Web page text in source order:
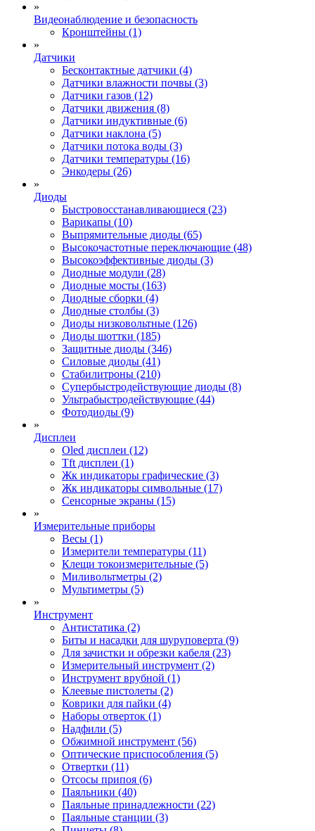
»
Видеонаблюдение и безопасность
Кронштейны (1)
»
Датчики
Бесконтактные датчики (4)
Датчики влажности почвы (3)
Датчики газов (12)
Датчики движения (8)
Датчики индуктивные (6)
Датчики наклона (5)
Датчики потока воды (3)
Датчики температуры (16)
Энкодеры (26)
»
Диоды
Быстровосстанавливающиеся (23)
Варикапы (10)
Выпрямительные диоды (65)
Высокочастотные переключающие (48)
Высокоэффективные диоды (3)
Диодные модули (28)
Диодные мосты (163)
Диодные сборки (4)
Диодные столбы (3)
Диоды низковольтные (126)
Диоды шоттки (185)
Защитные диоды (346)
Силовые диоды (41)
Стабилитроны (210)
Супербыстродействующие диоды (8)
Ультрабыстродействующие (44)
Фотодиоды (9)
»
Дисплеи
Oled дисплеи (12)
Tft дисплеи (1)
Жк индикаторы графические (3)
Жк индикаторы символьные (17)
Сенсорные экраны (15)
»
Измерительные приборы
Весы (1)
Измерители температуры (11)
Клещи токоизмерительные (5)
Миливольтметры (2)
Мультиметры (5)
»
Инструмент
Антистатика (2)
Биты и насадки для шуруповерта (9)
Для зачистки и обрезки кабеля (23)
Измерительный инструмент (2)
Инструмент врубной (1)
Клеевые пистолеты (2)
Коврики для пайки (4)
Наборы отверток (1)
Надфили (5)
Обжимной инструмент (56)
Оптические приспособления (5)
Отвертки (11)
Отсосы припоя (6)
Паяльники (40)
Паяльные принадлежности (22)
Паяльные станции (3)